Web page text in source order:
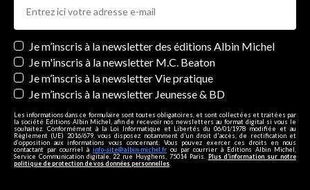
Newsletters
Je m’inscris à la newsletter des éditions Albin Michel
Je m'inscris à la newsletter M.C. Beaton
Je m’inscris à la newsletter Vie pratique
Je m’inscris à la newsletter Jeunesse & BD
Les informations dans ce formulaire sont toutes obligatoires, et sont collectées et traitées par
la société Editions Albin Michel, afin de recevoir nos newsletters au format digital si vous le
souhaitez. Conformément à la Loi Informatique et Libertés du 06/01/1978 modifiée et au
Règlement (UE) 2016/679, vous disposez notamment d'un droit d'accès, de rectification et
d’opposition aux informations vous concernant. Vous pouvez exercer ces droits en nous
contactant par courriel à info-site@albin-michel.fr ou par courrier à Editions Albin Michel,
Service Communication digitale, 22 rue Huyghens, 75014 Paris. Plus d’information sur notre
politique de protection de vos données personnelles